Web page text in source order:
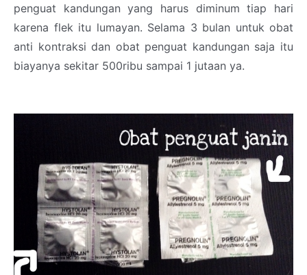
penguat kandungan yang harus diminum tiap hari
karena flek itu lumayan. Selama 3 bulan untuk obat
anti kontraksi dan obat penguat kandungan saja itu
biayanya sekitar 500ribu sampai 1 jutaan ya.